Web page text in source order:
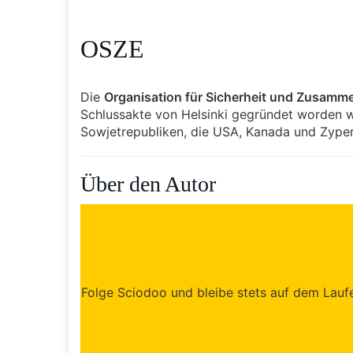
OSZE
Die Organisation für Sicherheit und
Schlussakte von Helsinki gegründet worden
Sowjetrepubliken, die USA, Kanada und
Über den Autor
Folge Sciodoo und bleibe stets auf dem